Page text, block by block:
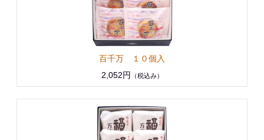
百千万 １０個入
2,052円
（税込み）